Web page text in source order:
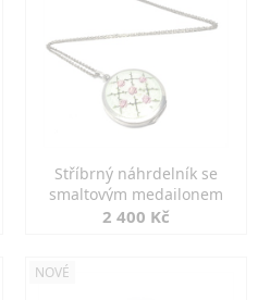
Stříbrný náhrdelník se
smaltovým medailonem
2 400 Kč
NOVÉ